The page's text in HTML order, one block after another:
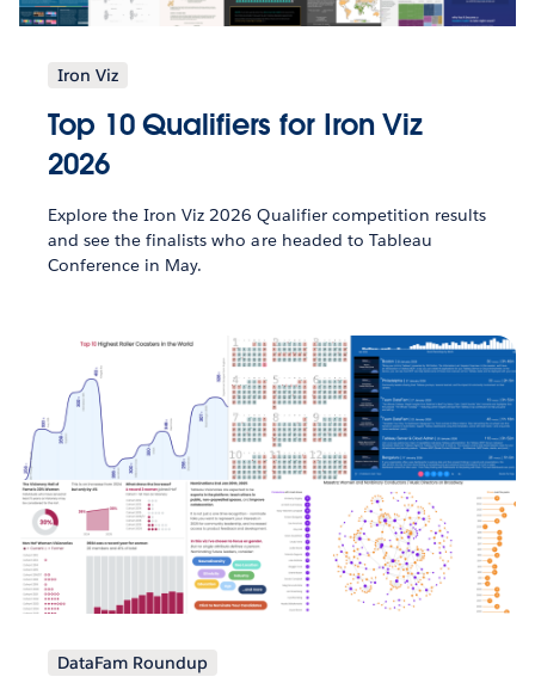
Iron Viz
Top 10 Qualifiers for Iron Viz
2026
Explore the Iron Viz 2026 Qualifier competition results
and see the finalists who are headed to Tableau
Conference in May.
DataFam Roundup